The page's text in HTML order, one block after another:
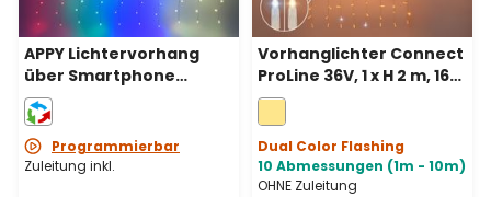
APPY Lichtervorhang
über Smartphone
steuerbar 2 x h 2 m, 200
PixelLEDs RGB, weißes
KabelProgrammierbar
Zuleitung inkl.
Vorhanglichter Connect
ProLine 36V, 1 x H 2 m, 160
Maxiled warmweiß,
transparentes Kabel
Dual Color Flashing
10 Abmessungen (1m - 10m)
OHNE Zuleitung